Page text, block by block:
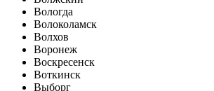
Вологда
Волоколамск
Волхов
Воронеж
Воскресенск
Воткинск
Выборг